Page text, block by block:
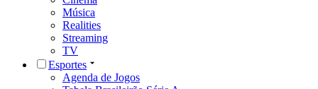
Música
Realities
Streaming
TV
Esportes
Agenda de Jogos